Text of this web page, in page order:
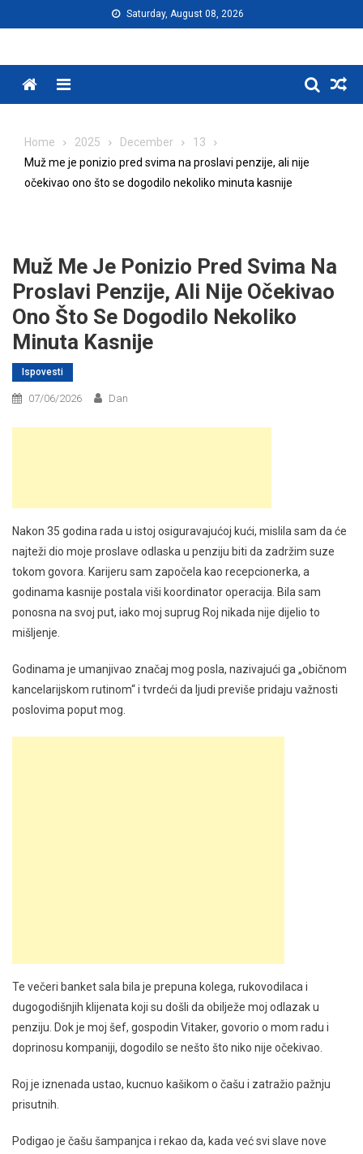
to
Saturday, August 08, 2026
Menu
Home 2025 December
13
Muž me je ponizio pred svima na proslavi penzije, ali nije
očekivao ono što se dogodilo nekoliko minuta kasnije
Muž Me Je Ponizio Pred Svima Na
Proslavi Penzije, Ali Nije Očekivao
Ono Što Se Dogodilo Nekoliko
Minuta Kasnije
Ispovesti
07/06/2026 Dan
Nakon 35 godina rada u istoj osiguravajućoj kući, mislila sam da će
najteži dio moje proslave odlaska u penziju biti da zadržim suze
tokom govora. Karijeru sam započela kao recepcionerka, a
godinama kasnije postala viši koordinator operacija. Bila sam
ponosna na svoj put, iako moj suprug Roj nikada nije dijelio to
mišljenje.
Godinama je umanjivao značaj mog posla, nazivajući ga „običnom
kancelarijskom rutinom“ i tvrdeći da ljudi previše pridaju važnosti
poslovima poput mog.
Te večeri banket sala bila je prepuna kolega, rukovodilaca i
dugogodišnjih klijenata koji su došli da obilježe moj odlazak u
penziju. Dok je moj šef, gospodin Vitaker, govorio o mom radu i
doprinosu kompaniji, dogodilo se nešto što niko nije očekivao.
Roj je iznenada ustao, kucnuo kašikom o čašu i zatražio pažnju
prisutnih.
Podigao je čašu šampanjca i rekao da, kada već svi slave nove